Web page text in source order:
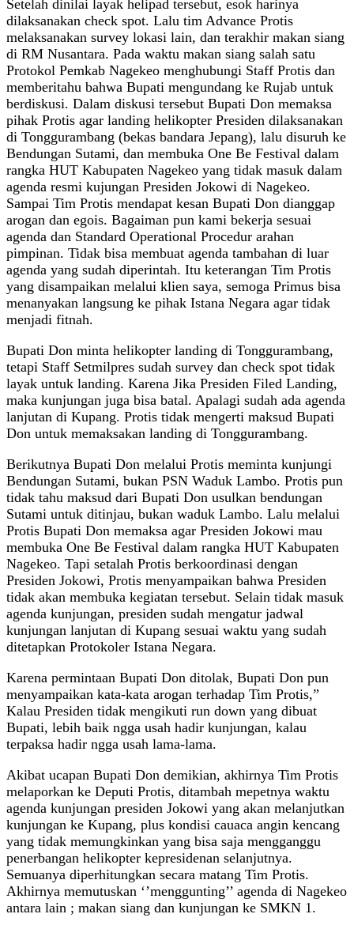
Setelah dinilai layak helipad tersebut, esok harinya
dilaksanakan check spot. Lalu tim Advance Protis
melaksanakan survey lokasi lain, dan terakhir makan siang
di RM Nusantara. Pada waktu makan siang salah satu
Protokol Pemkab Nagekeo menghubungi Staff Protis dan
memberitahu bahwa Bupati mengundang ke Rujab untuk
berdiskusi. Dalam diskusi tersebut Bupati Don memaksa
pihak Protis agar landing helikopter Presiden dilaksanakan
di Tonggurambang (bekas bandara Jepang), lalu disuruh ke
Bendungan Sutami, dan membuka One Be Festival dalam
rangka HUT Kabupaten Nagekeo yang tidak masuk dalam
agenda resmi kujungan Presiden Jokowi di Nagekeo.
Sampai Tim Protis mendapat kesan Bupati Don dianggap
arogan dan egois. Bagaiman pun kami bekerja sesuai
agenda dan Standard Operational Procedur arahan
pimpinan. Tidak bisa membuat agenda tambahan di luar
agenda yang sudah diperintah. Itu keterangan Tim Protis
yang disampaikan melalui klien saya, semoga Primus bisa
menanyakan langsung ke pihak Istana Negara agar tidak
menjadi fitnah.
Bupati Don minta helikopter landing di Tonggurambang,
tetapi Staff Setmilpres sudah survey dan check spot tidak
layak untuk landing. Karena Jika Presiden Filed Landing,
maka kunjungan juga bisa batal. Apalagi sudah ada agenda
lanjutan di Kupang. Protis tidak mengerti maksud Bupati
Don untuk memaksakan landing di Tonggurambang.
Berikutnya Bupati Don melalui Protis meminta kunjungi
Bendungan Sutami, bukan PSN Waduk Lambo. Protis pun
tidak tahu maksud dari Bupati Don usulkan bendungan
Sutami untuk ditinjau, bukan waduk Lambo. Lalu melalui
Protis Bupati Don memaksa agar Presiden Jokowi mau
membuka One Be Festival dalam rangka HUT Kabupaten
Nagekeo. Tapi setalah Protis berkoordinasi dengan
Presiden Jokowi, Protis menyampaikan bahwa Presiden
tidak akan membuka kegiatan tersebut. Selain tidak masuk
agenda kunjungan, presiden sudah mengatur jadwal
kunjungan lanjutan di Kupang sesuai waktu yang sudah
ditetapkan Protokoler Istana Negara.
Karena permintaan Bupati Don ditolak, Bupati Don pun
menyampaikan kata-kata arogan terhadap Tim Protis,”
Kalau Presiden tidak mengikuti run down yang dibuat
Bupati, lebih baik ngga usah hadir kunjungan, kalau
terpaksa hadir ngga usah lama-lama.
Akibat ucapan Bupati Don demikian, akhirnya Tim Protis
melaporkan ke Deputi Protis, ditambah mepetnya waktu
agenda kunjungan presiden Jokowi yang akan melanjutkan
kunjungan ke Kupang, plus kondisi cauaca angin kencang
yang tidak memungkinkan yang bisa saja mengganggu
penerbangan helikopter kepresidenan selanjutnya.
Semuanya diperhitungkan secara matang Tim Protis.
Akhirnya memutuskan ‘’menggunting’’ agenda di Nagekeo
antara lain ; makan siang dan kunjungan ke SMKN 1.